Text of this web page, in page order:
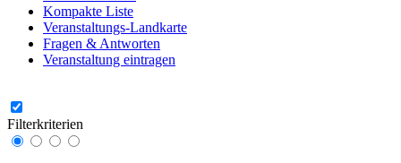
Kompakte Liste
Veranstaltungs-Landkarte
Fragen & Antworten
Veranstaltung eintragen
Filterkriterien